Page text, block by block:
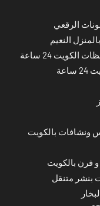
الرقعي
النعيم
24 ساعة
ونشافات بالكويت
فرن بالكويت
بنشر متنقل